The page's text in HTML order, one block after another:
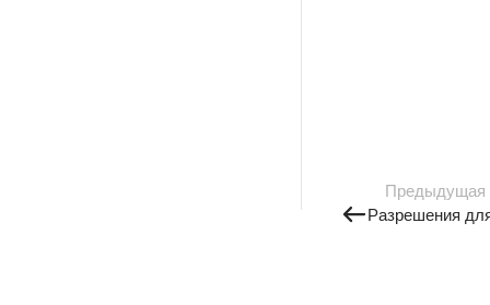
Предыдущая
Разрешения